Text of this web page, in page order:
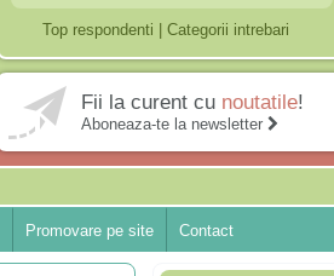
Top respondenti Categorii intrebari
Fii la curent cu noutatile!
Aboneaza-te la newsletter
Promovare pe site Contact